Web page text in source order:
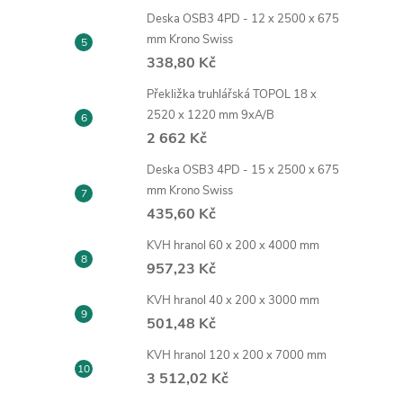
Deska OSB3 4PD - 12 x 2500 x 675
mm Krono Swiss
338,80 Kč
Překližka truhlářská TOPOL 18 x
2520 x 1220 mm 9xA/B
2 662 Kč
Deska OSB3 4PD - 15 x 2500 x 675
mm Krono Swiss
435,60 Kč
KVH hranol 60 x 200 x 4000 mm
957,23 Kč
KVH hranol 40 x 200 x 3000 mm
501,48 Kč
KVH hranol 120 x 200 x 7000 mm
3 512,02 Kč